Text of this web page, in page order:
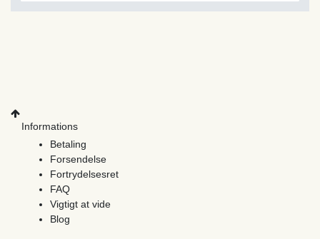
Informations
Betaling
Forsendelse
Fortrydelsesret
FAQ
Vigtigt at vide
Blog